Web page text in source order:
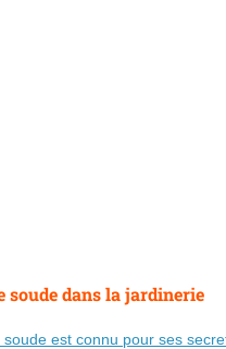
soude dans la jardinerie
est connu pour ses